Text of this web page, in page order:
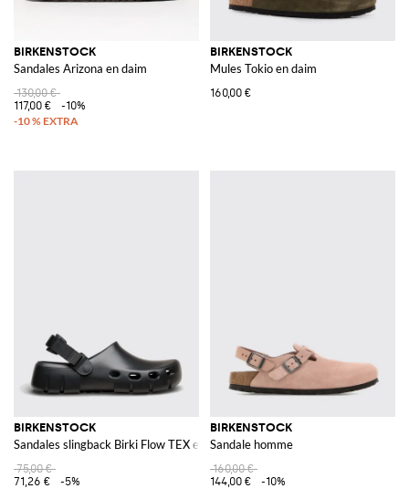
BIRKENSTOCK
Sandales Arizona en daim
130,00 €
117,00 €
-10%
BIRKENSTOCK
Mules Tokio en daim
160,00 €
BIRKENSTOCK
Sandales slingback Birki Flow TEX en EVA avec bride réglable
75,00 €
71,26 €
-5%
BIRKENSTOCK
Sandale homme
160,00 €
144,00 €
-10%